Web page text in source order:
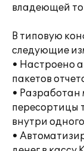
владеющей
В типовую
следующие
• Настроено
пакетов
• Разработан
пересортицы
внутри
•